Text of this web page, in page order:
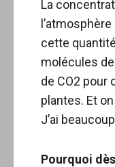
La
cette
molécules
de CO2 pour
plantes. Et
J’ai
Pourquoi